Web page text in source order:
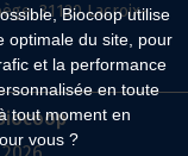
Biocoop utilise
optimale du site, pour
et la performance
en toute
tout moment en
vous ?
31120 Lacroix-